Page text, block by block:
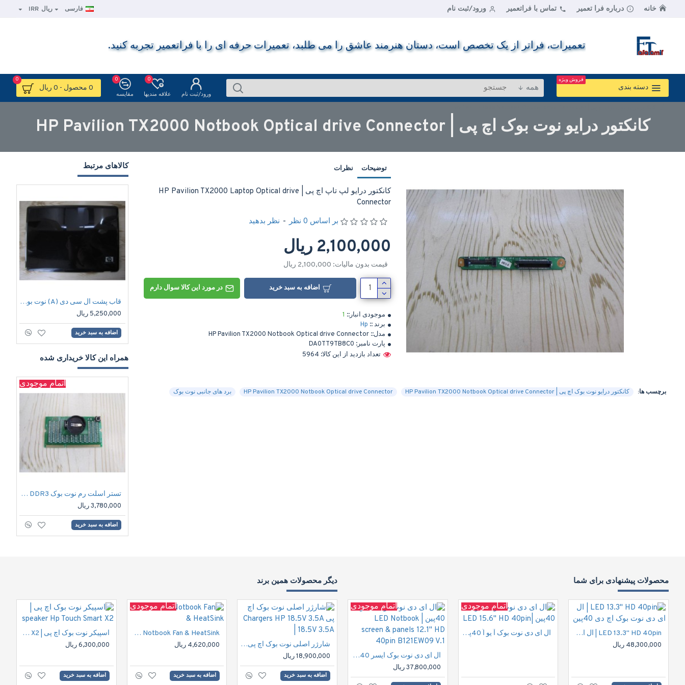
خانه درباره فرا تعمیر تماس با فراتعمیر ورود/ثبت نام فارسی ریال IRR
تعمیرات، فراتر از یک تخصص است، دستان هنرمند عاشق را می طلبد، تعمیرات حرفه ای را با فراتعمیر تجربه کنید.
دسته بندی
فروش ویژه
همه
ورود/ثبت نام علاقه مندیها
0
مقایسه
0
0 محصول - 0 ریال
0
کانکتور درایو نوت بوک اچ پی | HP Pavilion TX2000 Notbook Optical drive Connector
توضیحات نظرات
کانکتور درایو لپ تاپ اچ پی | HP Pavilion TX2000 Laptop Optical drive
Connector
موجودی انبار:: 1
برند :: Hp
مدل:: HP Pavilion TX2000 Notbook Optical drive Connector
پارت نامبر: DA0TT9TB8C0
تعداد بازدید از این کالا: 5964
بر اساس 0 نظر - نظر بدهید
2,100,000 ریال
قیمت بدون مالیات: 2,100,000 ریال
اضافه به سبد خرید در مورد این کالا سوال دارم
برچسب ها: کانکتور درایو نوت بوک اچ پی | HP Pavilion TX2000 Notbook Optical drive Connector HP Pavilion TX2000 Notbook Optical drive Connector برد های جانبی نوت بوک
کالاهای مرتبط
قاب پشت ال سی دی (A) نوت بوک اچ پی HP PAVILION DV6000
5,250,000 ریال
اضافه به سبد خرید
همراه این کالا خریداری شده
اتمام موجودی
تستر اسلت رم نوت بوک Notbook DDR3 RAM Slat Tester | DDR3
3,780,000 ریال
اضافه به سبد خرید
محصولات پیشنهادی برای شما
LED 13.3" HD 40pin | ال ای دی نوت بوک اچ دی 40پین
48,300,000 ریال
اتمام موجودی
ال ای دی نوت بوک آ یو اُ 40پین |LED 15.6" HD 40pin
اتمام موجودی
ال ای دی نوت بوک ایسر 40پین | LED Notbook screen & panels 12.1" HD 40pin B121EW09 V.1
37,800,000 ریال
دیگر محصولات همین برند
شارژر اصلی نوت بوک اچ پی Chargers HP 18.5V 3.5A | 18.5V 3.5A
18,900,000 ریال
اضافه به سبد خرید
اتمام موجودی
HP DV6000 Notbook Fan & HeatSink
4,620,000 ریال
اضافه به سبد خرید
اسپیکر نوت بوک اچ پی | speaker Hp Touch Smart X2
6,300,000 ریال
اضافه به سبد خرید